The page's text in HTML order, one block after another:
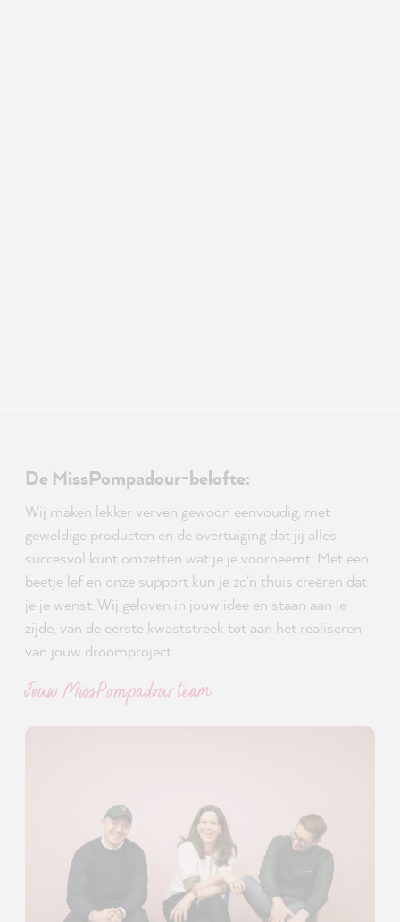
De MissPompadour-belofte:
Wij maken lekker verven gewoon eenvoudig, met
geweldige producten en de overtuiging dat jij alles
succesvol kunt omzetten wat je je voorneemt. Met een
beetje lef en onze support kun je zo'n thuis creëren dat
je je wenst. Wij geloven in jouw idee en staan aan je
zijde, van de eerste kwaststreek tot aan het realiseren
van jouw droomproject.
Jouw MissPompadour team